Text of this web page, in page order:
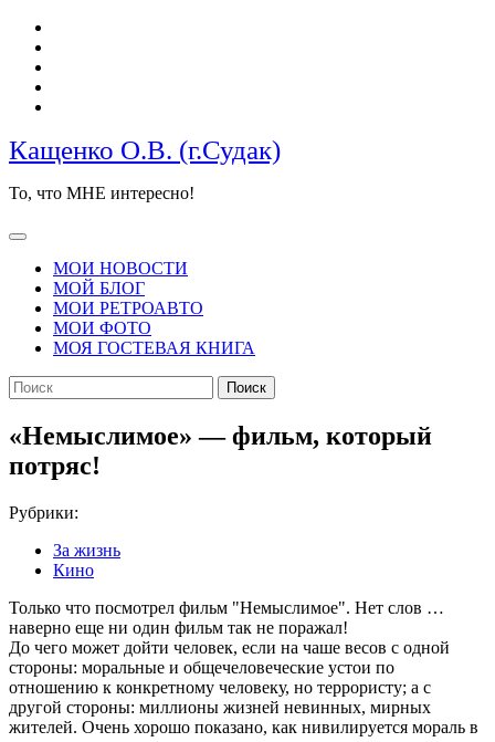
Перейти
содержимому
Кащенко О.В. (г.Судак)
То, что МНЕ интересно!
Кнопка
ОткрытьМОИ НОВОСТИ
МОЙ БЛОГ
МОИ РЕТРОАВТО
МОИ ФОТО
МОЯ ГОСТЕВАЯ КНИГА
КНОПКА
ЗАКРЫТЬ
Найти:
«Немыслимое» — фильм, который
потряс!
Рубрики:
За жизнь
Кино
Только что посмотрел фильм "Немыслимое". Нет слов …
наверно еще ни один фильм так не поражал!
До чего может дойти человек, если на чаше весов с одной
стороны: моральные и общечеловеческие устои по
отношению к конкретному человеку, но террористу; а с
другой стороны: миллионы жизней невинных, мирных
жителей. Очень хорошо показано, как нивилируется мораль в